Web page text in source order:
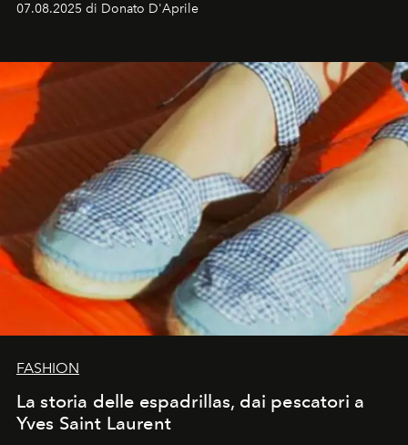
07.08.2025 di Donato D'Aprile
FASHION
La storia delle espadrillas, dai pescatori a
Yves Saint Laurent